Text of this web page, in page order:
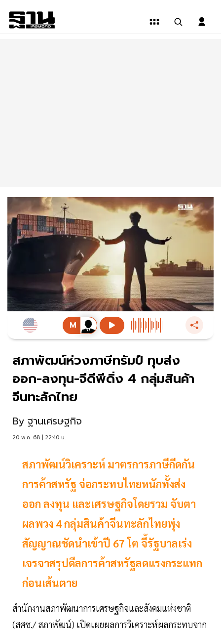
สภาพัฒน์ห่วงภาษีทรัมป์ ทุบส่ง
ออก-ลงทุน-จีดีพีดิ่ง 4 กลุ่มสินค้า
จีนทะลักไทย
By ฐานเศรษฐกิจ
20 พ.ค. 68 | 22:40 น.
สภาพัฒน์วิเคราะห์ มาตรการภาษีกีดกัน
การค้าสหรัฐ จ่อกระทบไทยหนักทั้งส่ง
ออก ลงทุน และเศรษฐกิจโดยรวม จับตา
ผลพวง 4 กลุ่มสินค้าจีนทะลักไทยพุ่ง
สัญญาณชัดนำเข้าปี 67 โต จี้รัฐบาลเร่ง
เจรจาสรุปดีลการค้าสหรัฐลดแรงกระแทก
ก่อนเส้นตาย
สำนักงานสภาพัฒนาการเศรษฐกิจและสังคมแห่งชาติ
(สศช./ สภาพัฒน์) เปิดเผยผลการวิเคราะห์ผลกระทบจาก